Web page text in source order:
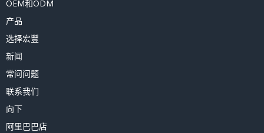
OEM和ODM
产品
选择宏豐
新闻
常问问题
联系我们
向下
阿里巴巴店